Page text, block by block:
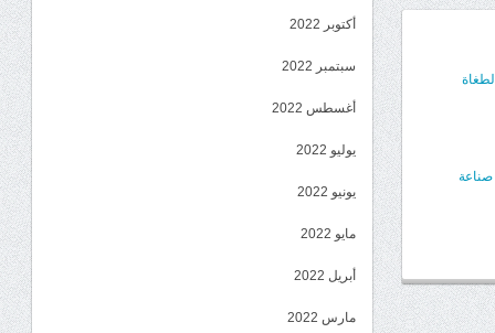
أكتوبر 2022
سبتمبر 2022
أغسطس 2022
يوليو 2022
يونيو 2022
مايو 2022
أبريل 2022
مارس 2022